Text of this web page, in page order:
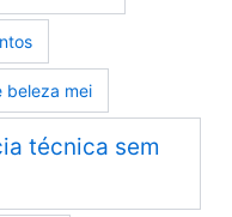
beleza mei
técnica sem